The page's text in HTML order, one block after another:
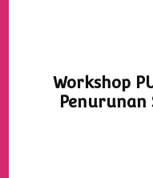
Workshop
Penurunan